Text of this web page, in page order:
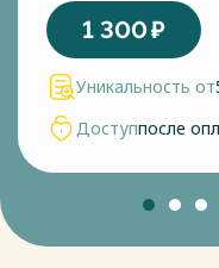
1 300₽
Уникальность от
Доступпосле